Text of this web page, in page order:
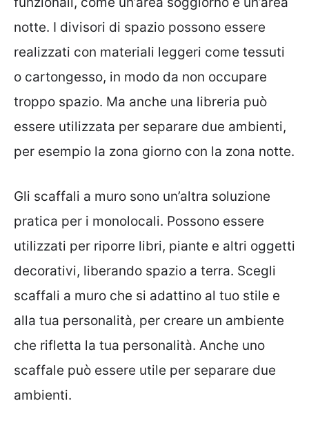
notte. I divisori di spazio possono essere
realizzati con materiali leggeri come tessuti
o cartongesso, in modo da non occupare
troppo spazio. Ma anche una libreria può
essere utilizzata per separare due ambienti,
per esempio la zona giorno con la zona notte.
Gli scaffali a muro sono un’altra soluzione
pratica per i monolocali. Possono essere
utilizzati per riporre libri, piante e altri oggetti
decorativi, liberando spazio a terra. Scegli
scaffali a muro che si adattino al tuo stile e
alla tua personalità, per creare un ambiente
che rifletta la tua personalità. Anche uno
scaffale può essere utile per separare due
ambienti.